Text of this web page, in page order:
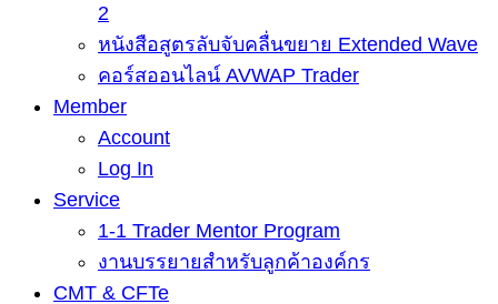
2
หนังสือสูตรลับจับคลื่นขยาย Extended Wave
คอร์สออนไลน์ AVWAP Trader
Member
Account
Log In
Service
1-1 Trader Mentor Program
งานบรรยายสำหรับลูกค้าองค์กร
CMT & CFTe